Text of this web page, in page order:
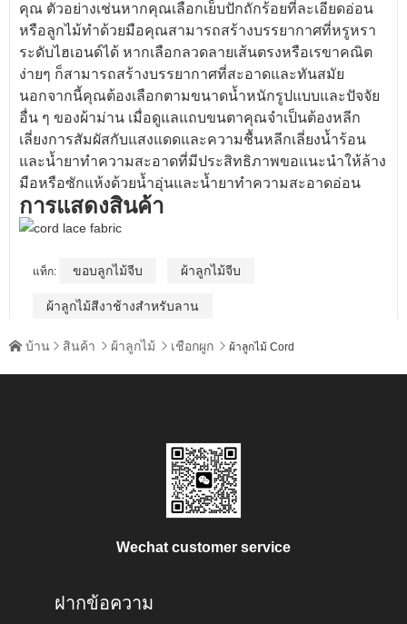
คุณ ตัวอย่างเช่นหากคุณเลือกเย็บปักถักร้อยที่ละเอียดอ่อน
หรือลูกไม้ทำด้วยมือคุณสามารถสร้างบรรยากาศที่หรูหรา
ระดับไฮเอนด์ได้ หากเลือกลวดลายเส้นตรงหรือเรขาคณิต
ง่ายๆ ก็สามารถสร้างบรรยากาศที่สะอาดและทันสมัย
นอกจากนี้คุณต้องเลือกตามขนาดน้ำหนักรูปแบบและปัจจัย
อื่น ๆ ของผ้าม่าน เมื่อดูแลแถบขนตาคุณจำเป็นต้องหลีก
เลี่ยงการสัมผัสกับแสงแดดและความชื้นหลีกเลี่ยงน้ำร้อน
และน้ำยาทำความสะอาดที่มีประสิทธิภาพขอแนะนำให้ล้าง
มือหรือซักแห้งด้วยน้ำอุ่นและน้ำยาทำความสะอาดอ่อน
การแสดงสินค้า
แท็ก: ขอบลูกไม้จีบ ผ้าลูกไม้จีบ
ผ้าลูกไม้สีงาช้างสำหรับลาน
 บ้าน  สินค้า  ผ้าลูกไม้  เชือกผูก  ผ้าลูกไม้ Cord
Wechat customer service
ฝากข้อความ